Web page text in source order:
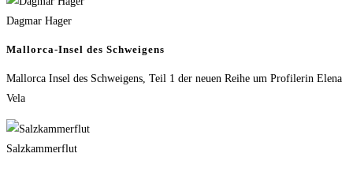
Dagmar Hager
Mallorca-Insel des Schweigens
Mallorca Insel des Schweigens, Teil 1 der neuen Reihe um Profilerin Elena
Vela
Salzkammerflut